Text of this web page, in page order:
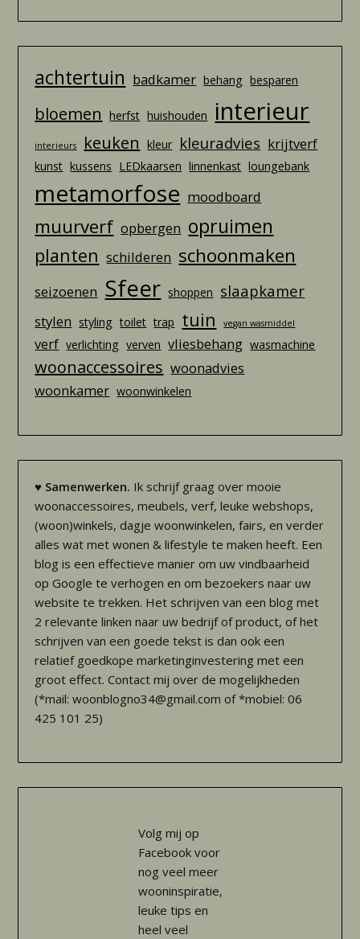
achtertuin badkamer behang besparen
bloemen herfst huishouden interieur
interieurs keuken kleur kleuradvies krijtverf
kunst kussens LEDkaarsen linnenkast loungebank
metamorfose moodboard
muurverf opbergen opruimen
planten schilderen schoonmaken
seizoenen Sfeer shoppen slaapkamer
stylen styling toilet trap tuin vegan wasmiddel
verf verlichting verven vliesbehang wasmachine
woonaccessoires woonadvies
woonkamer woonwinkelen
♥ Samenwerken. Ik schrijf graag over mooie
woonaccessoires, meubels, verf, leuke webshops,
(woon)winkels, dagje woonwinkelen, fairs, en verder
alles wat met wonen & lifestyle te maken heeft. Een
blog is een effectieve manier om uw vindbaarheid
op Google te verhogen en om bezoekers naar uw
website te trekken. Het schrijven van een blog met
2 relevante linken naar uw bedrijf of product, of het
schrijven van een goede tekst is dan ook een
relatief goedkope marketinginvestering met een
groot effect. Contact mij over de mogelijkheden
(*mail: woonblogno34@gmail.com of *mobiel: 06
425 101 25)
Volg mij op
Facebook voor
nog veel meer
wooninspiratie,
leuke tips en
heel veel